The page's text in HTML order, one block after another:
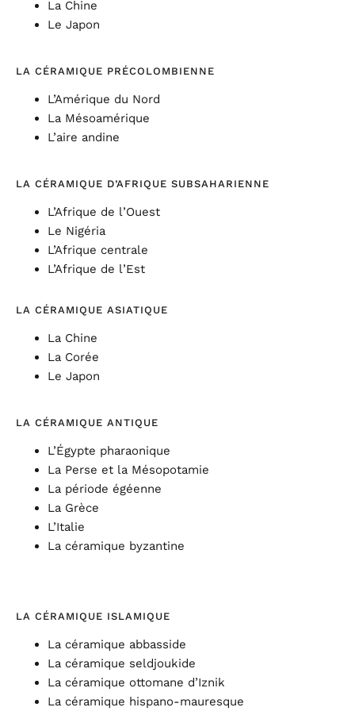
La Chine
Le Japon
LA CÉRAMIQUE PRÉCOLOMBIENNE
L’Amérique du Nord
La Mésoamérique
L’aire andine
LA CÉRAMIQUE D’AFRIQUE SUBSAHARIENNE
L’Afrique de l’Ouest
Le Nigéria
L’Afrique centrale
L’Afrique de l’Est
LA CÉRAMIQUE ASIATIQUE
La Chine
La Corée
Le Japon
LA CÉRAMIQUE ANTIQUE
L’Égypte pharaonique
La Perse et la Mésopotamie
La période égéenne
La Grèce
L’Italie
La céramique byzantine
LA CÉRAMIQUE ISLAMIQUE
La céramique abbasside
La céramique seldjoukide
La céramique ottomane d’Iznik
La céramique hispano-mauresque